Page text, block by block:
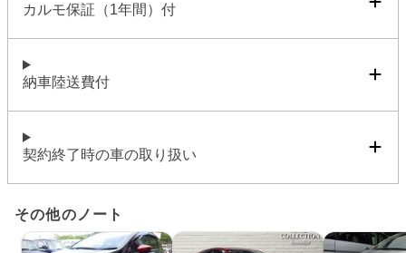
カルモ保証（1年間）付
納車陸送費付
契約終了時の車の取り扱い
その他のノート